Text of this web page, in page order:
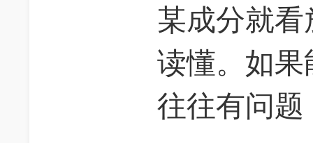
某成分就
读懂。如
往往有问题